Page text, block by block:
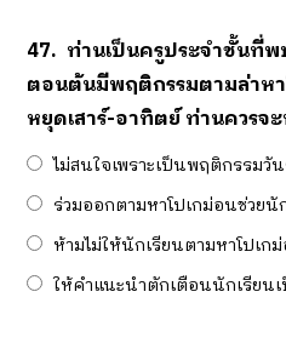
47. ท่านเป็นครูประจำชั้นที่
ตอนต้นมีพฤติกรรมตามล่าห
หยุดเสาร์-อาทิตย์ ท่านควรจะ
ไม่สนใจเพราะเป็นพฤติกรรมวั
ร่วมออกตามหาโปเกม่อนช่วยนั
ห้ามไม่ให้นักเรียนตามหาโปเ
ให้คำแนะนำตักเตือนนักเรียน